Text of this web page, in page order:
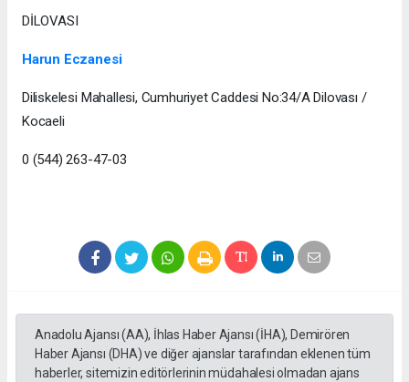
DİLOVASI
Harun Eczanesi
Diliskelesi Mahallesi, Cumhuriyet Caddesi No:34/A Dilovası /
Kocaeli
0 (544) 263-47-03
Anadolu Ajansı (AA), İhlas Haber Ajansı (İHA), Demirören
Haber Ajansı (DHA) ve diğer ajanslar tarafından eklenen tüm
haberler, sitemizin editörlerinin müdahalesi olmadan ajans